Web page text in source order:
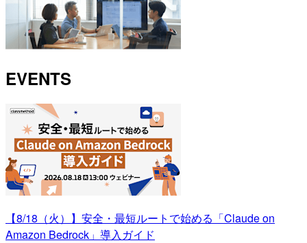
EVENTS
【8/18（火）】安全・最短ルートで始める「Claude on
Amazon Bedrock」導入ガイド